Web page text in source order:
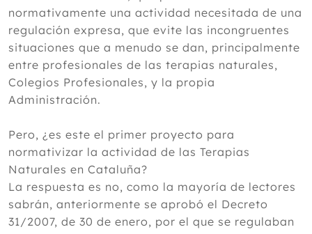
normativamente una actividad necesitada de una
regulación expresa, que evite las incongruentes
situaciones que a menudo se dan, principalmente
entre profesionales de las terapias naturales,
Colegios Profesionales, y la propia
Administración.
Pero, ¿es este el primer proyecto para
normativizar la actividad de las Terapias
Naturales en Cataluña?
La respuesta es no, como la mayoría de lectores
sabrán, anteriormente se aprobó el Decreto
31/2007, de 30 de enero, por el que se regulaban